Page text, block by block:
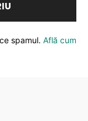
spamul. Află cum